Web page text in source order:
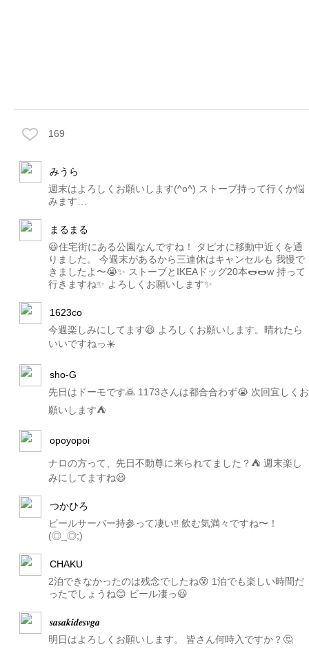
169
みうら
週末はよろしくお願いします(^o^) ストーブ持って行くか悩
みます…
まるまる
😆住宅街にある公園なんですね！ タピオに移動中近くを通
りました。 今週末があるから三連休はキャンセルも 我慢で
きましたよ〜😭✨ ストーブとIKEAドッグ20本🌭🌭w 持って
行きますね✨ よろしくお願いします✨
1623co
今週楽しみにしてます😆 よろしくお願いします。晴れたら
いいですねっ☀️
sho-G
先日はドーモです🙇 1173さんは都合合わず😭 次回宜しくお
願いします⛺️
opoyopoi
ナロの方って、先日不動尊に来られてました？⛺️ 週末楽し
みにしてますね😃
つかひろ
ビールサーバー持参って凄い‼️ 飲む気満々ですね〜！
(◎_◎;)
CHAKU
2泊できなかったのは残念でしたね😵 1泊でも楽しい時間だ
ったでしょうね😊 ビール凄っ😆
𝒔𝒂𝒔𝒂𝒌𝒊𝒅𝒆𝒔𝒗𝒈𝒂
明日はよろしくお願いします。 皆さん何時入ですか？🤔